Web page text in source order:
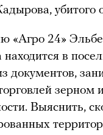
убитого
«Агро 24»
находится в
документов,
зерном
Выяснить,